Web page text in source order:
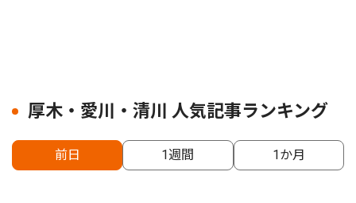
厚木・愛川・清川 人気記事ランキング
前日 1週間 1か月